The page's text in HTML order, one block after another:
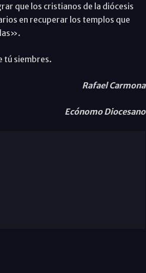
que los cristianos de la diócesis
en recuperar los templos que
tú siembres.
Rafael Carmona
Ecónomo Diocesano